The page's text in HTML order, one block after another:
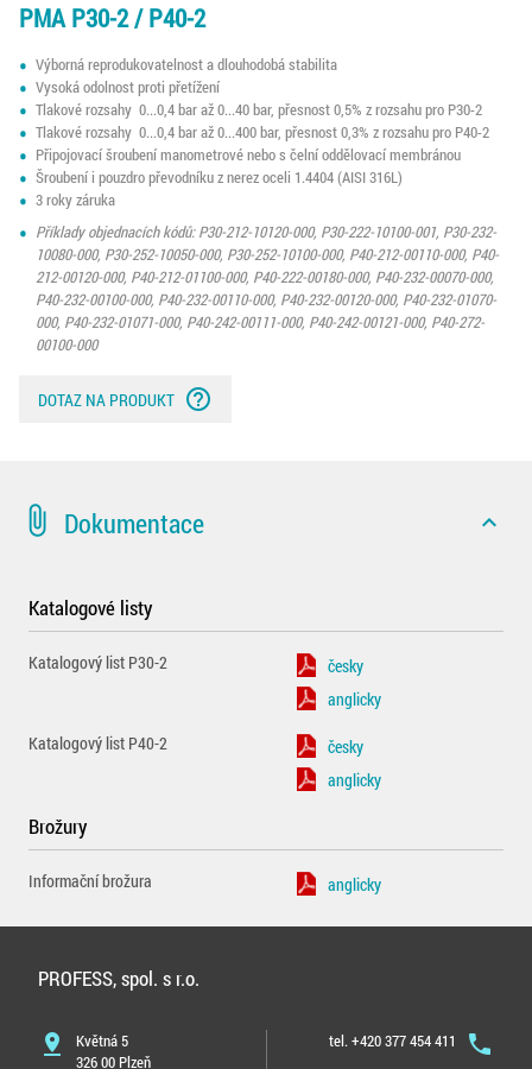
PMA P30-2 / P40-2
Výborná reprodukovatelnost a dlouhodobá stabilita
Vysoká odolnost proti přetížení
Tlakové rozsahy 0...0,4 bar až 0...40 bar, přesnost 0,5% z rozsahu pro P30-2
Tlakové rozsahy 0...0,4 bar až 0...400 bar, přesnost 0,3% z rozsahu pro P40-2
Připojovací šroubení manometrové nebo s čelní oddělovací membránou
Šroubení i pouzdro převodníku z nerez oceli 1.4404 (AISI 316L)
3 roky záruka
Příklady objednacích kódů: P30-212-10120-000, P30-222-10100-001, P30-232-
10080-000, P30-252-10050-000, P30-252-10100-000, P40-212-00110-000, P40-
212-00120-000, P40-212-01100-000, P40-222-00180-000, P40-232-00070-000,
P40-232-00100-000, P40-232-00110-000, P40-232-00120-000, P40-232-01070-
000, P40-232-01071-000, P40-242-00111-000, P40-242-00121-000, P40-272-
00100-000
DOTAZ NA PRODUKT help_outline
attach_file Dokumentace expand_less
Katalogové listy
Katalogový list P30-2
česky
anglicky
Katalogový list P40-2
česky
anglicky
Brožury
Informační brožura anglicky
PROFESS, spol. s r.o.
pin_drop
Květná 5
326 00 Plzeň
phone
tel. +420 377 454 411